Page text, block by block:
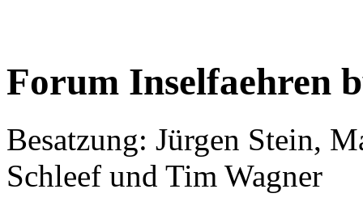
Forum Inselfaehren
Besatzung: Jürgen Stein,
Schleef und Tim Wagner